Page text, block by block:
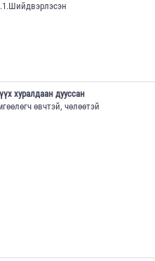
хуралдаан дууссан
өвчтэй, чөлөөтэй